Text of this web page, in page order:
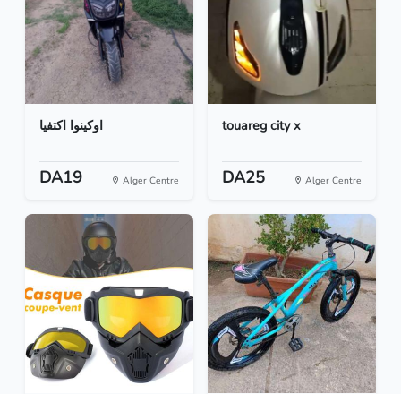
اوكينوا اكتفيا
DA19 Alger Centre
touareg city x
DA25 Alger Centre